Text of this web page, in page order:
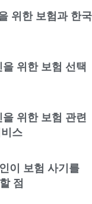
위한 보험과 한국
위한 보험 선택
위한 보험 관련
스
이 보험 사기를
점